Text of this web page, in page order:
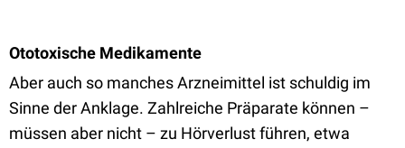
Ototoxische Medikamente
Aber auch so manches Arzneimittel ist schuldig im
Sinne der Anklage. Zahlreiche Präparate können –
müssen aber nicht – zu Hörverlust führen, etwa